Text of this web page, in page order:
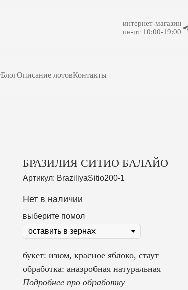
интернет-магазин
пн-пт 10:00-19:00
БлогОписание лотовКонтакты
БРАЗИЛИЯ СИТИО БАЛАЙО
Артикул: BraziliyaSitio200-1
Нет в наличии
выберите помол
букет: изюм, красное яблоко, стаут
обработка: анаэробная натуральная
Подробнее про обработку